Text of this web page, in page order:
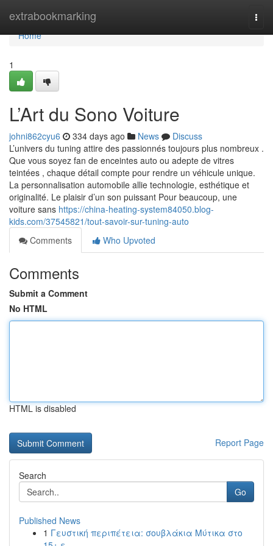
extrabookmarking
Home
Home
1
L’Art du Sono Voiture
johni862cyu6 334 days ago News
Discuss
L’univers du tuning attire des passionnés toujours plus nombreux .
Que vous soyez fan de enceintes auto ou adepte de vitres
teintées , chaque détail compte pour rendre un véhicule unique.
La personnalisation automobile allie technologie, esthétique et
originalité. Le plaisir d’un son puissant Pour beaucoup, une
voiture sans https://china-heating-system84050.blog-
kids.com/37545821/tout-savoir-sur-tuning-auto
Comments
Who Upvoted
Comments
Submit a Comment
No HTML
HTML is disabled
Report Page
Search
Go
Published News
1 Γευστική περιπέτεια: σουβλάκια Μύτικα στο